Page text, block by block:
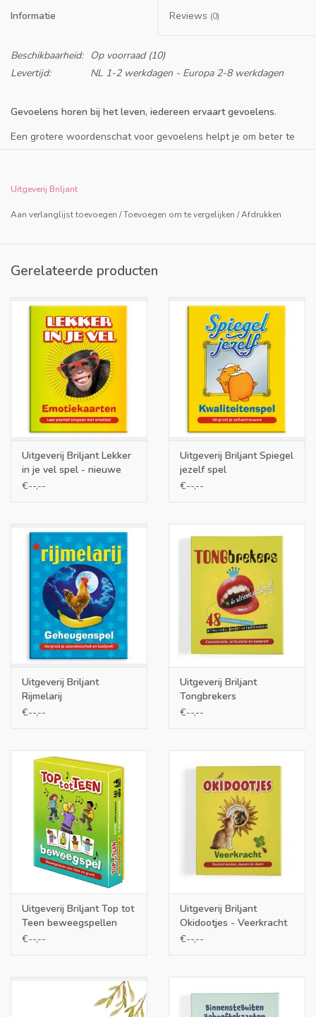
Informatie Reviews (0)
Beschikbaarheid: Op voorraad(10)
Levertijd:
NL 1-2 werkdagen - Europa 2-8 werkdagen
Gevoelens horen bij het leven, iedereen ervaart gevoelens.
Een grotere woordenschat voor gevoelens helpt je om beter te
een gezonde manier te verwerken. Ook herken je hierdoor
en coaches
• Kwartet
• Praatplaatjes
• Natekenspel
• Verzin een avontuur
• Gevoelens op een rijtje
• Extra downloads!
> Versterkt zelfkennis en zelfexpressie
> Leren op een leuke en interactieve manier.
Uitgeverij Briljant
Aan verlanglijst toevoegen /Toevoegen om te vergelijken /Afdrukken
Gerelateerde producten
Uitgeverij Briljant Lekker
in je vel spel - nieuwe
uitgave
€--,--
Uitgeverij Briljant Spiegel
jezelf spel
€--,--
Uitgeverij Briljant
Rijmelarij
€--,--
Uitgeverij Briljant
Tongbrekers
€--,--
Uitgeverij Briljant Top tot
Teen beweegspellen
€--,--
Uitgeverij Briljant
Okidootjes - Veerkracht
€--,--